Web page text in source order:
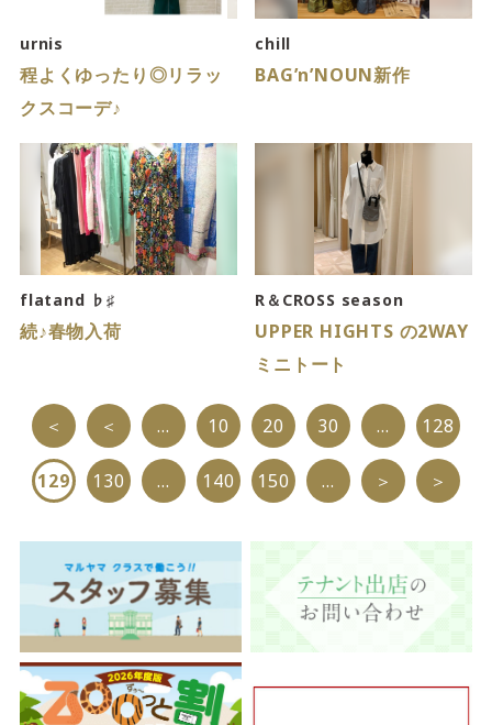
3F
Service & Beauty & Restaurant
floor
サービス＆ビューティー＆レストランフロア
営業時間 10:00 ~ 22:00
4F/5F Physical care floor
フィジカルケアフロア
営業時間 10:00 ~ 23:00
施設案内を見る
urnis
程よくゆったり◎リラッ
クスコーデ♪
chill
BAG’n’NOUN新作
flatand ♭♯
続♪春物入荷
R＆CROSS season
UPPER HIGHTS の2WAY
ミニトート
＜ ＜ ... 10 20 30 ... 128
129 130 ... 140 150 ... ＞ ＞